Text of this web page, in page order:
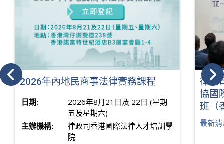
2026年內地民商事法律實務課程
日期:
2026年8月21日及 22日 (星期
五及星期六)
主辦機構:
律政司香港國際法律人才培訓學
院
律政
協國
班（
最新